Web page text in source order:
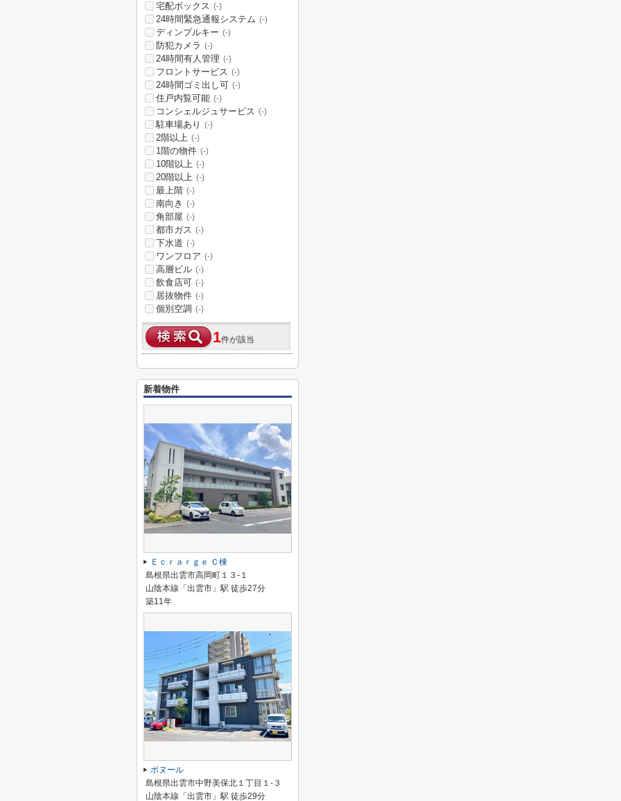
宅配ボックス (-)
24時間緊急通報システム (-)
ディンプルキー (-)
防犯カメラ (-)
24時間有人管理 (-)
フロントサービス (-)
24時間ゴミ出し可 (-)
住戸内覧可能 (-)
コンシェルジュサービス (-)
駐車場あり (-)
2階以上 (-)
1階の物件 (-)
10階以上 (-)
20階以上 (-)
最上階 (-)
南向き (-)
角部屋 (-)
都市ガス (-)
下水道 (-)
ワンフロア (-)
高層ビル (-)
飲食店可 (-)
居抜物件 (-)
個別空調 (-)
1件が該当
新着物件
Ｅｃｒａｒｇｅ Ｃ棟
島根県出雲市高岡町１３-１
山陰本線「出雲市」駅 徒歩27分
築11年
ボヌール
島根県出雲市中野美保北１丁目１-３
山陰本線「出雲市」駅 徒歩29分